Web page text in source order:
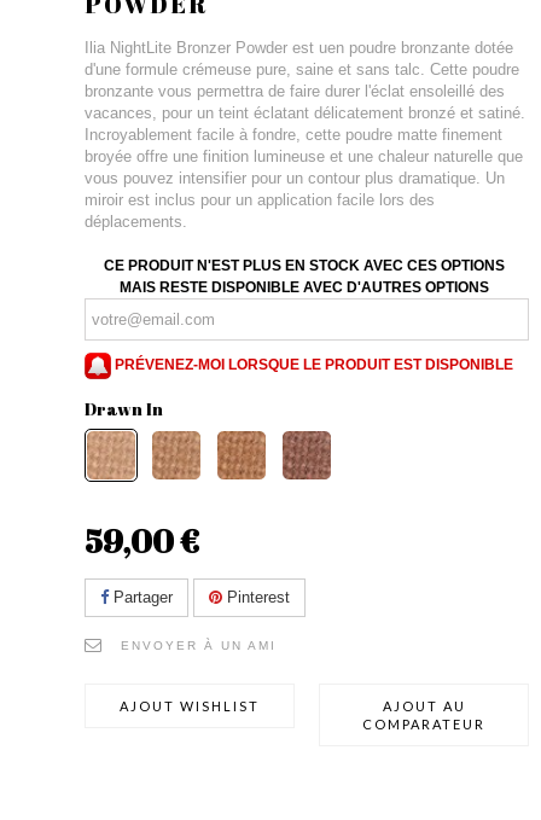
Ilia NightLite Bronzer Powder est uen poudre bronzante dotée
d'une formule crémeuse pure, saine et sans talc. Cette poudre
bronzante vous permettra de faire durer l'éclat ensoleillé des
vacances, pour un teint éclatant délicatement bronzé et satiné.
Incroyablement facile à fondre, cette poudre matte finement
broyée offre une finition lumineuse et une chaleur naturelle que
vous pouvez intensifier pour un contour plus dramatique. Un
miroir est inclus pour un application facile lors des
déplacements.
CE PRODUIT N'EST PLUS EN STOCK AVEC CES OPTIONS
MAIS RESTE DISPONIBLE AVEC D'AUTRES OPTIONS
PRÉVENEZ-MOI LORSQUE LE PRODUIT EST DISPONIBLE
Drawn In
59,00 €
Partager Pinterest
ENVOYER À UN AMI
AJOUT WISHLIST
AJOUT AU
COMPARATEUR